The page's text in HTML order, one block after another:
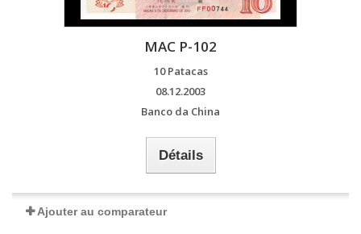
MAC P-102
10 Patacas
08.12.2003
Banco da China
Détails
Ajouter au comparateur